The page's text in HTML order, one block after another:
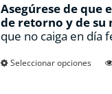
Asegúrese de que
de retorno y de su
que no caiga en día
Seleccionar opciones